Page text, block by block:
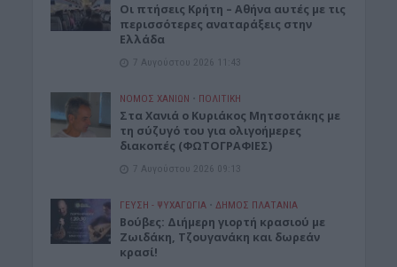
Οι πτήσεις Κρήτη – Αθήνα αυτές με τις
περισσότερες αναταράξεις στην
Ελλάδα
7 Αυγούστου 2026 11:43
ΝΟΜΌΣ ΧΑΝΊΩΝ • ΠΟΛΙΤΙΚΗ
Στα Χανιά ο Κυριάκος Μητσοτάκης με
τη σύζυγό του για ολιγοήμερες
διακοπές (ΦΩΤΟΓΡΑΦΙΕΣ)
7 Αυγούστου 2026 09:13
ΓΕΎΣΗ - ΨΥΧΑΓΩΓΊΑ • ΔΉΜΟΣ ΠΛΑΤΑΝΙΆ
Βούβες: Διήμερη γιορτή κρασιού με
Ζωιδάκη, Τζουγανάκη και δωρεάν
κρασί!